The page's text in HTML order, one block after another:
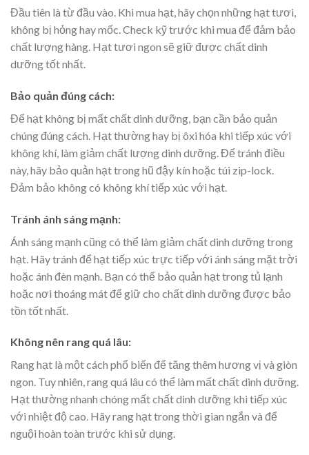
Đầu tiên là từ đầu vào. Khi mua hạt, hãy chọn những hạt tươi,
không bị hỏng hay mốc. Check kỹ trước khi mua để đảm bảo
chất lượng hàng. Hạt tươi ngon sẽ giữ được chất dinh
dưỡng tốt nhất.
Bảo quản đúng cách:
Để hạt không bị mất chất dinh dưỡng, bạn cần bảo quản
chúng đúng cách. Hạt thường hay bị ôxi hóa khi tiếp xúc với
không khí, làm giảm chất lượng dinh dưỡng. Để tránh điều
này, hãy bảo quản hạt trong hũ đậy kín hoặc túi zip-lock.
Đảm bảo không có không khí tiếp xúc với hạt.
Tránh ánh sáng mạnh:
Ánh sáng mạnh cũng có thể làm giảm chất dinh dưỡng trong
hạt. Hãy tránh để hạt tiếp xúc trực tiếp với ánh sáng mặt trời
hoặc ánh đèn mạnh. Bạn có thể bảo quản hạt trong tủ lạnh
hoặc nơi thoáng mát để giữ cho chất dinh dưỡng được bảo
tồn tốt nhất.
Không nên rang quá lâu:
Rang hạt là một cách phổ biến để tăng thêm hương vị và giòn
ngon. Tuy nhiên, rang quá lâu có thể làm mất chất dinh dưỡng.
Hạt thường nhanh chóng mất chất dinh dưỡng khi tiếp xúc
với nhiệt độ cao. Hãy rang hạt trong thời gian ngắn và để
nguội hoàn toàn trước khi sử dụng.